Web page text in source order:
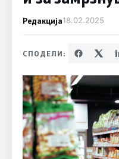
Редакција18.02.2025
СПОДЕЛИ: